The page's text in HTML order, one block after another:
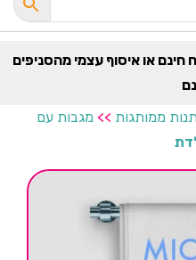
₪, מעל 599 משלוח חינם או איסוף עצמי מהסניפים
ממותגות >> מגבות עם